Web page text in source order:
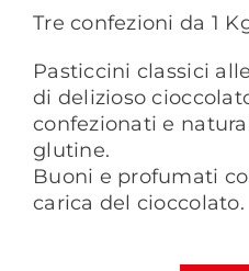
Tre confezioni da 1
Pasticcini classici
di delizioso
confezionati e
glutine.
Buoni e profumati
carica del cioccolato.